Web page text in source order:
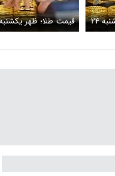
قیمت طلا ۱۸ عیار؛ چهارشنبه ۲۴
اردیبهشت